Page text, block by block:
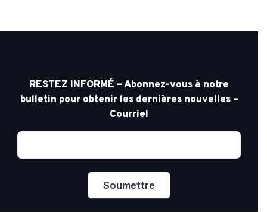
RESTEZ INFORMÉ – Abonnez-vous à notre
bulletin pour obtenir les dernières nouvelles –
Courriel